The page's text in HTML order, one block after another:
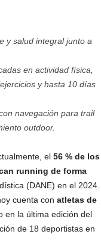
y salud integral junto a
en actividad física,
y hasta 10 días
navegación para trail
outdoor.
el 56 % de los
running de forma
(DANE) en el 2024.
cuenta con atletas de
en la última edición del
de 18 deportistas en